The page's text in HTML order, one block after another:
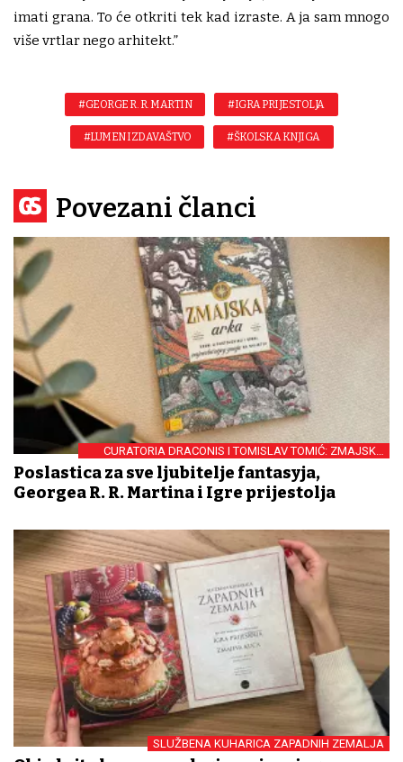
imati grana. To će otkriti tek kad izraste. A ja sam mnogo
više vrtlar nego arhitekt.”
#GEORGE R. R. MARTIN #IGRA PRIJESTOLJA
#LUMEN IZDAVAŠTVO #ŠKOLSKA KNJIGA
Povezani članci
CURATORIA DRACONIS I TOMISLAV TOMIĆ: ZMAJSKA
ARKA
Poslastica za sve ljubitelje fantasyja,
Georgea R. R. Martina i Igre prijestolja
SLUŽBENA KUHARICA ZAPADNIH ZEMALJA